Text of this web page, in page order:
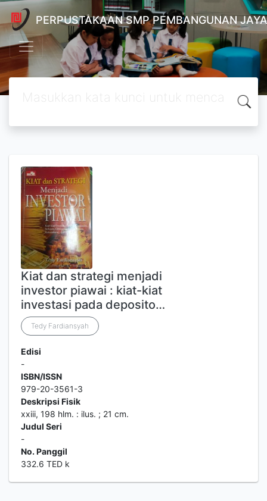
PERPUSTAKAAN SMP PEMBANGUNAN
Kiat dan strategi menjadi
investor piawai : kiat-kiat
investasi pada deposito…
Tedy Fardiansyah
Edisi
-
ISBN/ISSN
979-20-3561-3
Deskripsi Fisik
xxiii, 198 hlm. : ilus. ; 21 cm.
Judul Seri
-
No. Panggil
332.6 TED k